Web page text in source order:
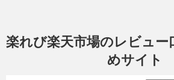
楽れび楽天市場のレビュー
めサイト